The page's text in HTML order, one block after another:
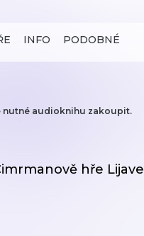
INFO PODOBNÉ
nutné audioknihu zakoupit.
hře